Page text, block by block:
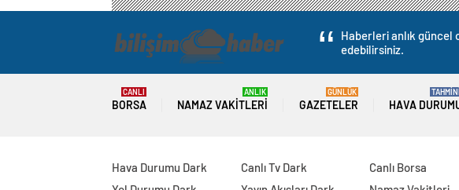
Haberleri anlık
edebilirsiniz.
BORSA
CANLI
NAMAZ VAKITLERI
ANLIK
GAZETELER
GÜNLÜK
HAVA
TAHMİNİ
Hava Durumu Dark
Canlı Tv Dark
Canlı Borsa